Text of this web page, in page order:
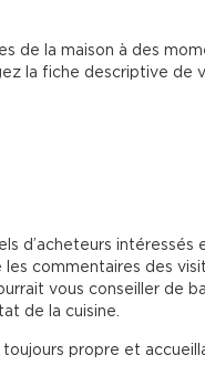
de la maison à des
la fiche descriptive de
d’acheteurs intéressés
commentaires des
vous conseiller de
de la cuisine.
propre et